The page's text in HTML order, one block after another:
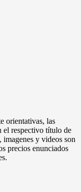
orientativas, las
el respectivo título de
imagenes y videos son
precios enunciados